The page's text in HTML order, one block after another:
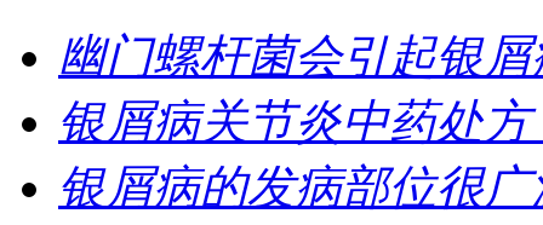
幽门螺杆菌会引起银
银屑病关节炎中药处
银屑病的发病部位很